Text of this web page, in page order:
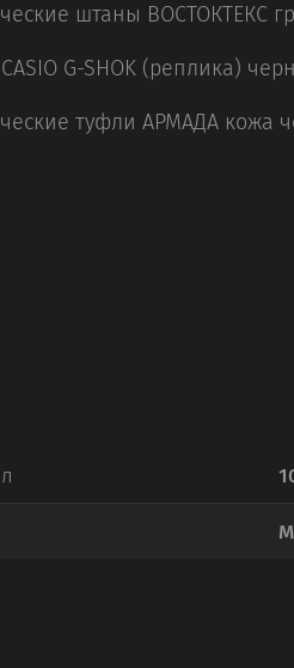
штаны ВОСТОКТЕКС
G-SHOK (реплика)
туфли АРМАДА кожа
M